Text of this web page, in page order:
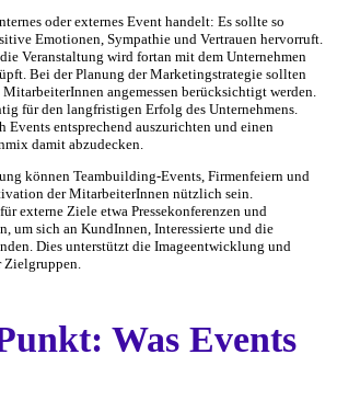
oder externes Event handelt: Es sollte so
Emotionen, Sympathie und Vertrauen hervorruft.
Veranstaltung wird fortan mit dem Unternehmen
Bei der Planung der Marketingstrategie sollten
angemessen berücksichtigt werden.
für den langfristigen Erfolg des Unternehmens.
Events entsprechend auszurichten und einen
damit abzudecken.
können Teambuilding-Events, Firmenfeiern und
der MitarbeiterInnen nützlich sein.
externe Ziele etwa Pressekonferenzen und
um sich an KundInnen, Interessierte und die
Dies unterstützt die Imageentwicklung und
Was Events